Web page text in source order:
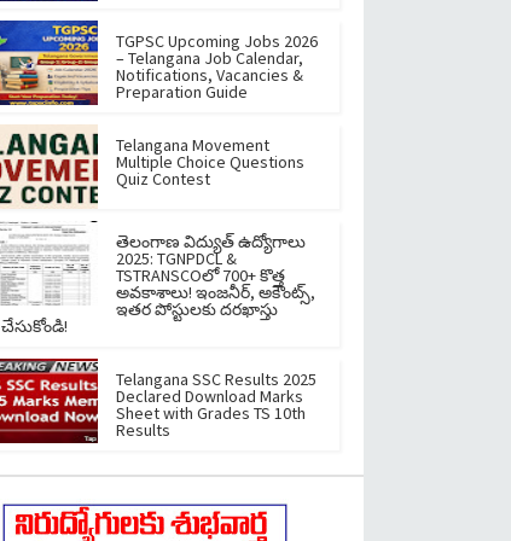
TGPSC Upcoming Jobs 2026
– Telangana Job Calendar,
Notifications, Vacancies &
Preparation Guide
Telangana Movement
Multiple Choice Questions
Quiz Contest
తెలంగాణ విద్యుత్ ఉద్యోగాలు
2025: TGNPDCL &
TSTRANSCOలో 700+ కొత్త
అవకాశాలు! ఇంజనీర్, అకౌంట్స్,
ఇతర పోస్టులకు దరఖాస్తు
చేసుకోండి!
Telangana SSC Results 2025
Declared Download Marks
Sheet with Grades TS 10th
Results